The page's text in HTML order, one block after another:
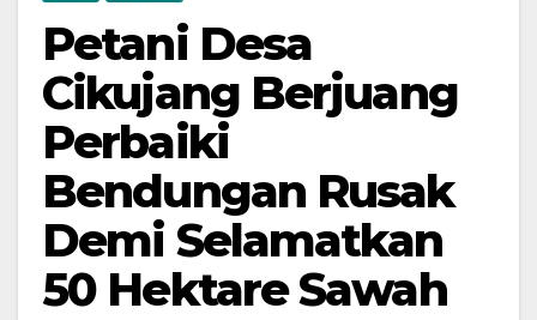
Petani Desa
Cikujang Berjuang
Perbaiki
Bendungan Rusak
Demi Selamatkan
50 Hektare Sawah